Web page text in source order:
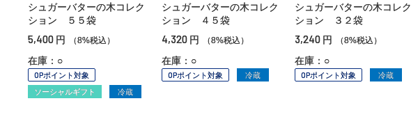
シュガーバターの木コレク
ション ５５袋
5,400 円 （8%税込）
在庫：○
OPポイント対象
ソーシャルギフト
冷蔵
シュガーバターの木コレク
ション ４５袋
4,320 円 （8%税込）
在庫：○
OPポイント対象 冷蔵
シュガーバターの木コレク
ション ３２袋
3,240 円 （8%税込）
在庫：○
OPポイント対象 冷蔵